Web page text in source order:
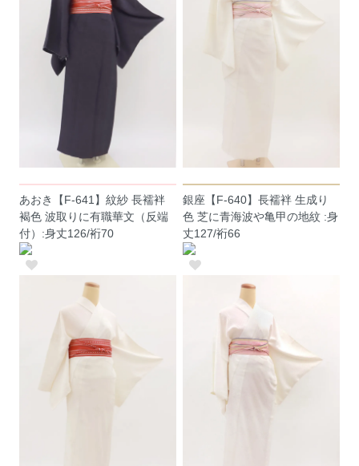
あおき【F-641】紋紗 長襦袢
褐色 波取りに有職華文（反端
付）:身丈126/裄70
銀座【F-640】長襦袢 生成り
色 芝に青海波や亀甲の地紋 :身
丈127/裄66